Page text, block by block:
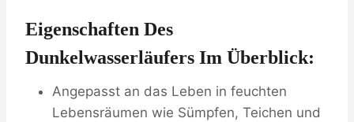
Eigenschaften Des
Dunkelwasserläufers Im Überblick:
Angepasst an das Leben in feuchten
Lebensräumen wie Sümpfen, Teichen und